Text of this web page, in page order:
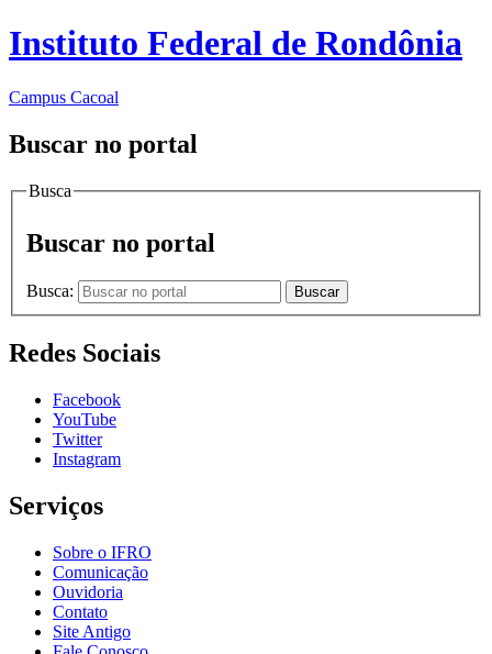
Instituto Federal de Rondônia
Campus Cacoal
Buscar no portal
Busca
Buscar no portal
Busca: Buscar
Redes Sociais
Facebook
YouTube
Twitter
Instagram
Serviços
Sobre o IFRO
Comunicação
Ouvidoria
Contato
Site Antigo